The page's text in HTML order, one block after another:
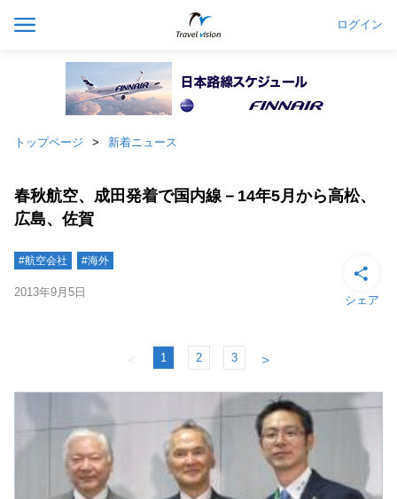
ログイン
トップページ 新着ニュース
春秋航空、成田発着で国内線－14年5月から高松、
広島、佐賀
#航空会社 #海外
2013年9月5日
シェア
＜ 1 2 3 ＞